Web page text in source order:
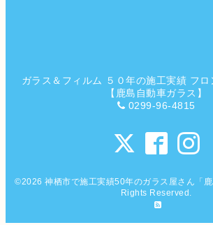
ガラス＆フィルム ５０年の施工実績 フロ
【鹿島自動車ガラス】
0299-96-4815
©2026神栖市で施工実績50年のガラス屋さん「鹿
Rights Reserved.